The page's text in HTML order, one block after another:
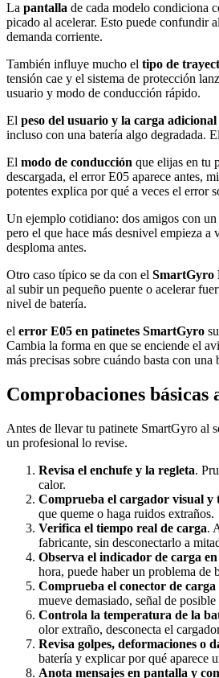
La pantalla de cada modelo condiciona
picado al acelerar. Esto puede confundir
demanda corriente.
También influye mucho el tipo de
tensión cae y el sistema de protección
usuario y modo de conducción rápido.
El peso del usuario y la carga adicional
incluso con una batería algo degradada.
El modo de conducción que elijas en tu
descargada, el error E05 aparece antes,
potentes explica por qué a veces el error
Un ejemplo cotidiano: dos amigos con
pero el que hace más desnivel empieza a
desploma antes.
Otro caso típico se da con el SmartGyro
al subir un pequeño puente o acelerar
nivel de batería.
el error E05 en patinetes SmartGyro
Cambia la forma en que se enciende el
más precisas sobre cuándo basta con
Comprobaciones
Antes de llevar tu patinete SmartGyro al
un profesional lo revise.
Revisa el enchufe y la regleta.
calor.
Comprueba el cargador visual y
que queme o haga ruidos extraños.
Verifica el tiempo real de carga.
fabricante, sin desconectarlo a
Observa el indicador de carga
hora, puede haber un problema de
Comprueba el conector de carga
mueve demasiado, señal de
Controla la temperatura de la
olor extraño, desconecta el
Revisa golpes, deformaciones o
batería y explicar por qué aparece
Anota mensajes en pantalla y